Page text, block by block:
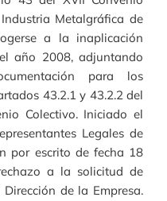
Metalgráfica de
a la inaplicación
año 2008, adjuntando
para los
43.2.1 y 43.2.2 del
Colectivo. Iniciado el
Legales de
por escrito de fecha 18
a la solicitud de
de la Empresa.